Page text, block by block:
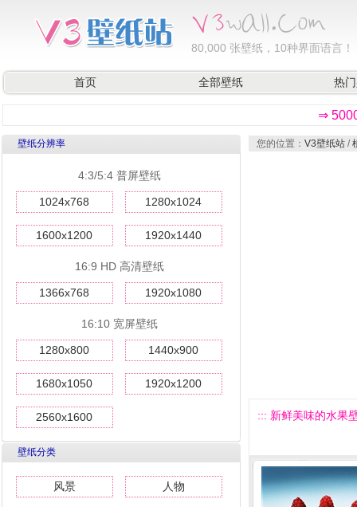
80,000 张壁纸，10种界面语言！
首页 全部壁纸 热
⇒
壁纸分辨率
4:3/5:4 普屏壁纸
1024x768 1280x1024
1600x1200 1920x1440
16:9 HD 高清壁纸
1366x768 1920x1080
16:10 宽屏壁纸
1280x800 1440x900
1680x1050 1920x1200
2560x1600
壁纸分类
风景 人物
您的位置： V3壁纸站 /
::: 新鲜美味的水果